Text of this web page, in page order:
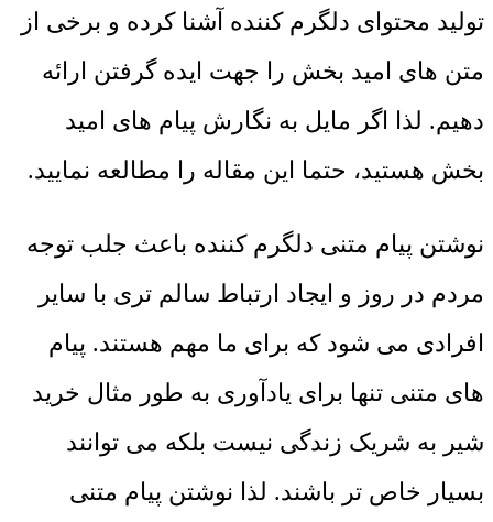
تولید محتوای دلگرم کننده آشنا کرده و برخی از
متن های امید بخش را جهت ایده گرفتن ارائه
دهیم. لذا اگر مایل به نگارش پیام های امید
بخش هستید، حتما این مقاله را مطالعه نمایید.
نوشتن پیام متنی دلگرم کننده باعث جلب توجه
مردم در روز و ایجاد ارتباط سالم تری با سایر
افرادی می شود که برای ما مهم هستند. پیام
های متنی تنها برای یادآوری به طور مثال خرید
شیر به شریک زندگی نیست بلکه می توانند
بسیار خاص تر باشند. لذا نوشتن پیام متنی